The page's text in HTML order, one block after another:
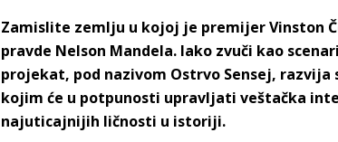
Zamislite zemlju u kojoj je premijer Vinston
pravde Nelson Mandela. Iako zvuči kao
projekat, pod nazivom Ostrvo Sensej, razvija
kojim će u potpunosti upravljati veštačka
najuticajnijih ličnosti u istoriji.